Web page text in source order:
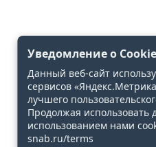
Уведомление о Cookie
Данный веб-сайт
сервисов
лучшего
Продолжая использовать
использованием нами
snab.ru/terms